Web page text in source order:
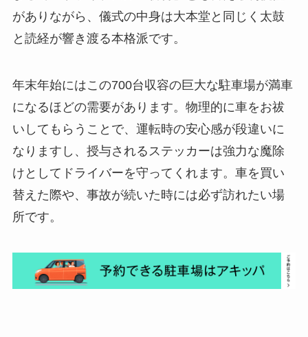
がありながら、儀式の中身は大本堂と同じく太鼓
と読経が響き渡る本格派です。
年末年始にはこの700台収容の巨大な駐車場が満車
になるほどの需要があります。物理的に車をお祓
いしてもらうことで、運転時の安心感が段違いに
なりますし、授与されるステッカーは強力な魔除
けとしてドライバーを守ってくれます。車を買い
替えた際や、事故が続いた時には必ず訪れたい場
所です。